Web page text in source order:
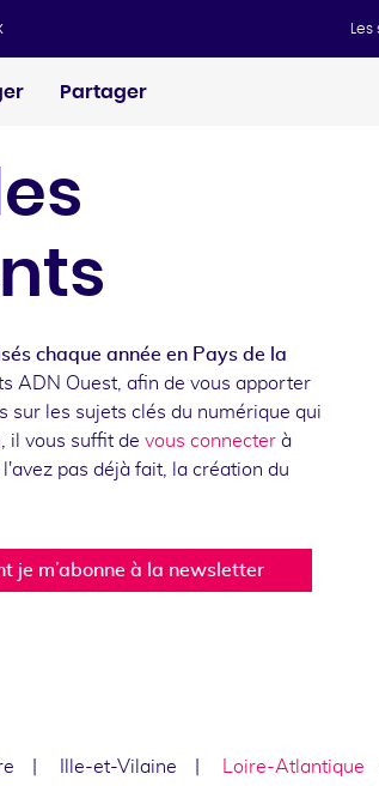
Partager
chaque année en Pays de la
ADN Ouest, afin de vous apporter
sur les sujets clés du numérique qui
, il vous suffit de vous connecter à
pas déjà fait, la création du
je m’abonne à la newsletter
Ille-et-Vilaine Loire-Atlantique